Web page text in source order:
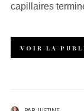
capillaires
VOIR LA